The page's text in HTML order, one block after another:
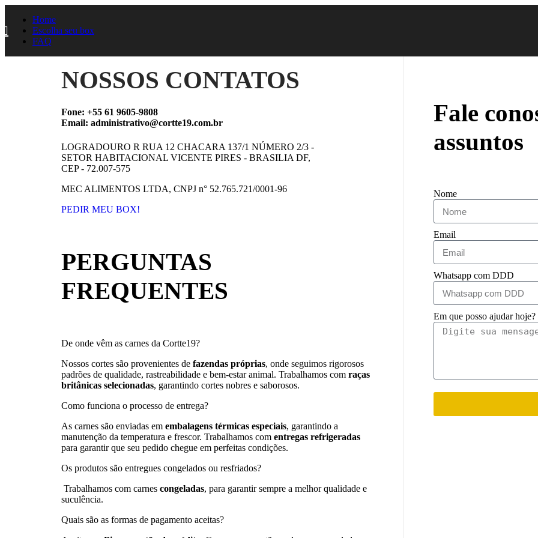
Home
Escolha seu box
FAQ
PERGUNTAS
FREQUENTES
NOSSOS CONTATOS
Fone: +55 61 9605-9808
Email: administrativo@cortte19.com.br
LOGRADOURO R RUA 12 CHACARA 137/1 NÚMERO 2/3 -
SETOR HABITACIONAL VICENTE PIRES - BRASILIA DF,
CEP - 72.007-575
MEC ALIMENTOS LTDA, CNPJ n° 52.765.721/0001-96
PEDIR MEU BOX!
De onde vêm as carnes da Cortte19?
Nossos cortes são provenientes de fazendas próprias, onde seguimos rigorosos
padrões de qualidade, rastreabilidade e bem-estar animal. Trabalhamos com raças
britânicas selecionadas, garantindo cortes nobres e saborosos.
Como funciona o processo de entrega?
As carnes são enviadas em embalagens térmicas especiais, garantindo a
manutenção da temperatura e frescor. Trabalhamos com entregas refrigeradas
para garantir que seu pedido chegue em perfeitas condições.
Os produtos são entregues congelados ou resfriados?
Trabalhamos com carnes congeladas, para garantir sempre a melhor qualidade e
suculência.
Quais são as formas de pagamento aceitas?
Fale
assuntos
Nome
Email
Whatsapp com DDD
Em que posso ajudar hoje?